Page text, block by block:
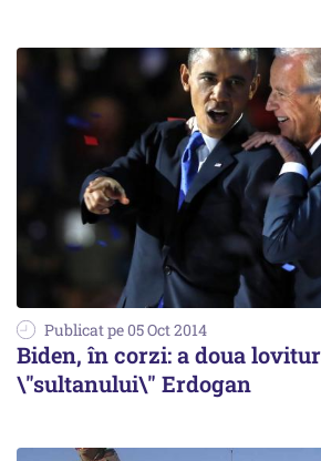
Publicat pe 05 Oct 2014
Biden, în corzi: a doua
\"sultanului\" Erdogan